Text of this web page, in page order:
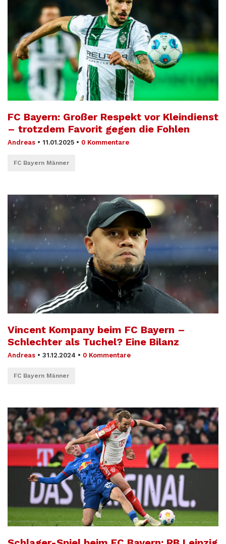
FC Bayern: Großer Respekt vor Kleindienst
– trotzdem Favorit gegen die Fohlen
Andreas • 11.01.2025 • 0 Kommentare
FC Bayern Männer
Vincent Kompany beim FC Bayern –
Schlechter als Tuchel? Eine Bilanz
Andreas • 31.12.2024 • 0 Kommentare
FC Bayern Männer